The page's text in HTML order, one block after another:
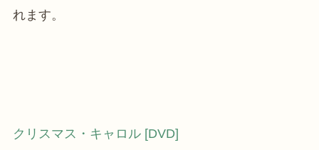
れます。
クリスマス・キャロル [DVD]